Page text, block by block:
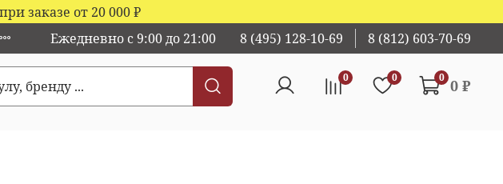
заказе от 20 000₽
Ежедневно с 9:00 до 21:00 8 (495) 128-10-69 8 (812) 603-70-69
0 0 0 0 ₽